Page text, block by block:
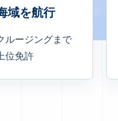
域を航行
ルージングまで
位免許